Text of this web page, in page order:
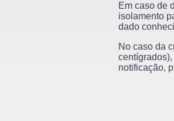
Em caso de
isolamento
dado
No caso da
notificação,